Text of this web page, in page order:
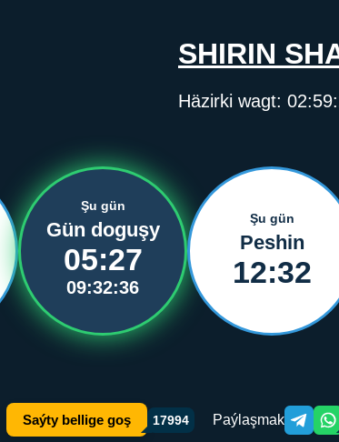
SHIRIN
Häzirki wagt:
Şu gün
Gün doguşy
05:27
09:32:36
Şu gün
Peshin
12:32
Saýty bellige goş 17994 Paýlaşmak